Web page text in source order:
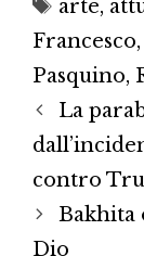
arte,
Francesco,
Pasquino,
La
contro
Bakhita
Dio